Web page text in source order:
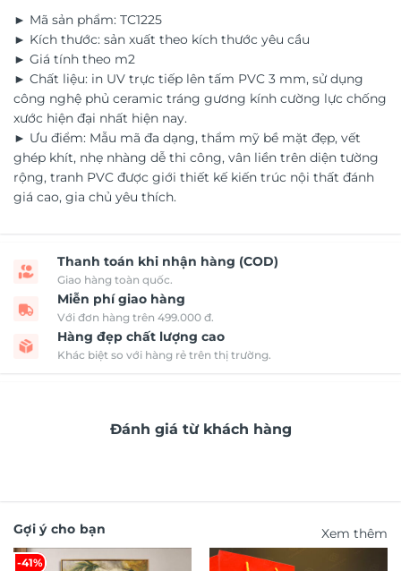
► Mã sản phẩm: TC1225
► Kích thước: sản xuất theo kích thước yêu cầu
► Giá tính theo m2
► Chất liệu: in UV trực tiếp lên tấm PVC 3 mm, sử dụng
công nghệ phủ ceramic tráng gương kính cường lực chống
xước hiện đại nhất hiện nay.
► Ưu điểm: Mẫu mã đa dạng, thẩm mỹ bề mặt đẹp, vết
ghép khít, nhẹ nhàng dễ thi công, vân liền trên diện tường
rộng, tranh PVC được giới thiết kế kiến trúc nội thất đánh
giá cao, gia chủ yêu thích.
Thanh toán khi nhận hàng (COD)
Giao hàng toàn quốc.
Miễn phí giao hàng
Với đơn hàng trên 499.000 đ.
Hàng đẹp chất lượng cao
Khác biệt so với hàng rẻ trên thị trường.
Đánh giá từ khách hàng
Gợi ý cho bạn Xem thêm
-41%